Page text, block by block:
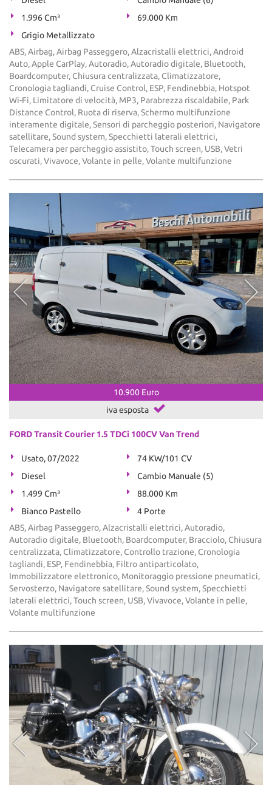
1.996 Cm³
69.000 Km
Grigio Metallizzato
ABS, Airbag, Airbag Passeggero, Alzacristalli elettrici, Android
Auto, Apple CarPlay, Autoradio, Autoradio digitale, Bluetooth,
Boardcomputer, Chiusura centralizzata, Climatizzatore,
Cronologia tagliandi, Cruise Control, ESP, Fendinebbia, Hotspot
Wi-Fi, Limitatore di velocità, MP3, Parabrezza riscaldabile, Park
Distance Control, Ruota di riserva, Schermo multifunzione
interamente digitale, Sensori di parcheggio posteriori, Navigatore
satellitare, Sound system, Specchietti laterali elettrici,
Telecamera per parcheggio assistito, Touch screen, USB, Vetri
oscurati, Vivavoce, Volante in pelle, Volante multifunzione
10.900 Euro
iva esposta
FORD Transit Courier 1.5 TDCi 100CV Van Trend
Usato, 07/2022
74 KW/101 CV
Diesel
Cambio Manuale (5)
1.499 Cm³
88.000 Km
Bianco Pastello
4 Porte
ABS, Airbag Passeggero, Alzacristalli elettrici, Autoradio,
Autoradio digitale, Bluetooth, Boardcomputer, Bracciolo, Chiusura
centralizzata, Climatizzatore, Controllo trazione, Cronologia
tagliandi, ESP, Fendinebbia, Filtro antiparticolato,
Immobilizzatore elettronico, Monitoraggio pressione pneumatici,
Servosterzo, Navigatore satellitare, Sound system, Specchietti
laterali elettrici, Touch screen, USB, Vivavoce, Volante in pelle,
Volante multifunzione